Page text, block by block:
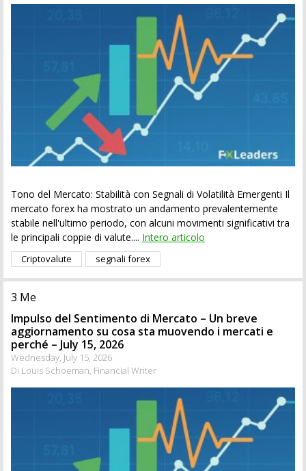
Tono del Mercato: Stabilità con Segnali di Volatilità Emergenti Il
mercato forex ha mostrato un andamento prevalentemente
stabile nell'ultimo periodo, con alcuni movimenti significativi tra
le principali coppie di valute.... Intero articolo
Criptovalute segnali forex
3 Me
Impulso del Sentimento di Mercato – Un breve
aggiornamento su cosa sta muovendo i mercati e
perché – July 15, 2026
Wednesday, July 15, 2026
Di Louis Schoeman, Financial Writer